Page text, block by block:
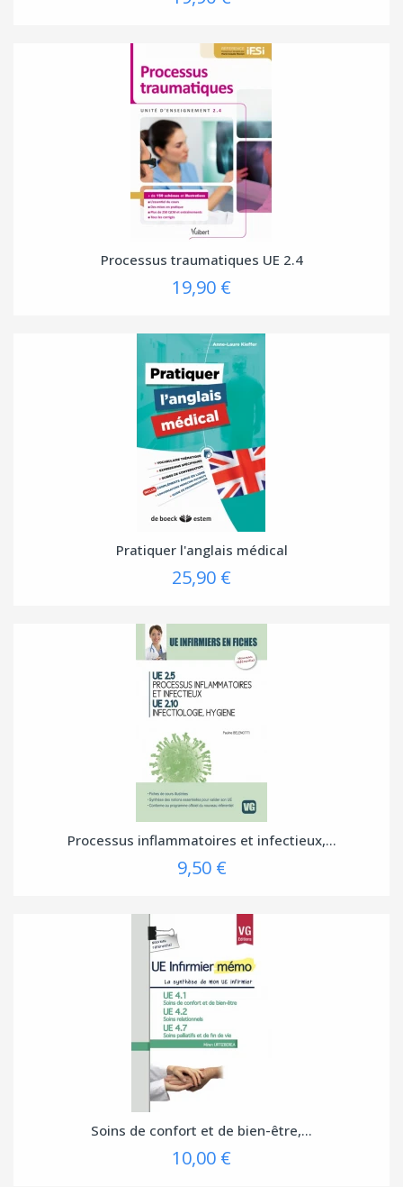
Processus traumatiques UE 2.4
19,90 €
Pratiquer l'anglais médical
25,90 €
Processus inflammatoires et infectieux,...
9,50 €
Soins de confort et de bien-être,...
10,00 €